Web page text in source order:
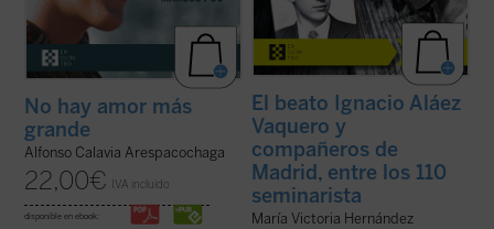
No hay amor más
grande
Alfonso Calavia Arespacochaga
22,00€ IVA incluido
disponible en ebook:
El beato Ignacio Aláez
Vaquero y
compañeros de
Madrid, entre los 110
seminarista
María Victoria Hernández